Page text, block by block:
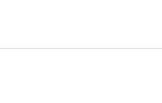
させた内装工事
トーにする